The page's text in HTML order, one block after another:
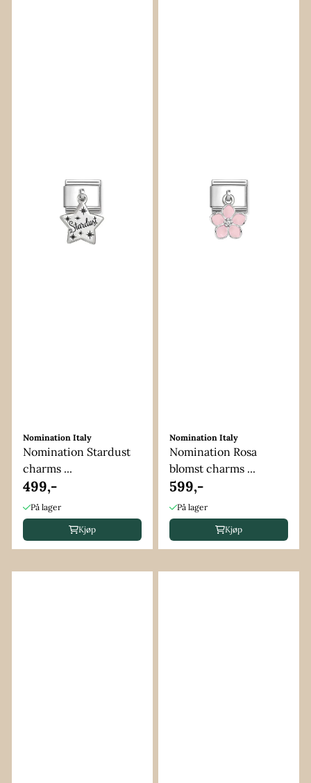
Nomination Italy
Nomination Stardust
charms ...
499,-
På lager
Kjøp
Nomination Italy
Nomination Rosa
blomst charms ...
599,-
På lager
Kjøp